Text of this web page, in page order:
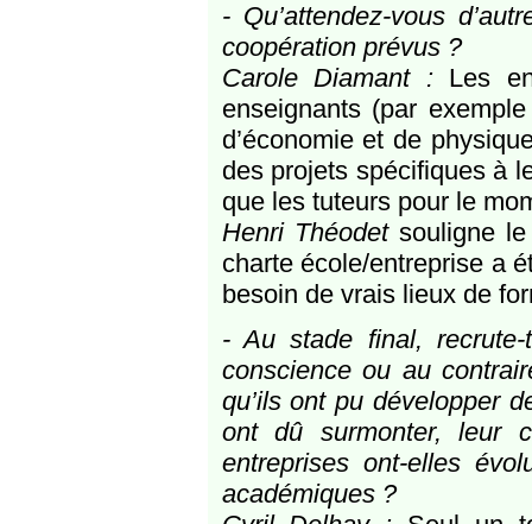
- Qu’attendez-vous
coopération prévus ?
Carole Diamant :Les
enseignants (par
d’économie et de
des projets spécifiques à
que les tuteurs pour le
Henri Théodetsouligne le
charte école/entreprise a
besoin de vrais lieux de
- Au stade final,
conscience ou au
qu’ils ont pu développer
ont dû surmonter, leur
entreprises ont-elles
académiques ?